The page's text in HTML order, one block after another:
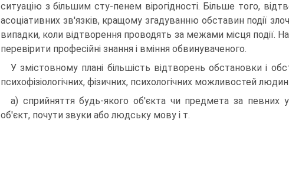
ситуацію з більшим сту-пенем вірогідності. Більше того,
асоціативних зв'язків, кращому згадуванню обставин події
випадки, коли відтворення проводять за межами місця події.
перевірити професійні знання і вміння обвинуваченого.
У змістовному плані більшість відтворень обстановки і
психофізіологічних, фізичних, психологічних можливостей
а) сприйняття будь-якого об'єкта чи предмета за певних
об'єкт, почути звуки або людську мову і т.